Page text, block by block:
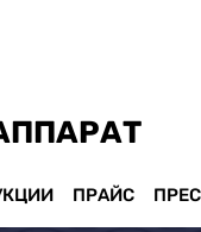
ПРАЙС